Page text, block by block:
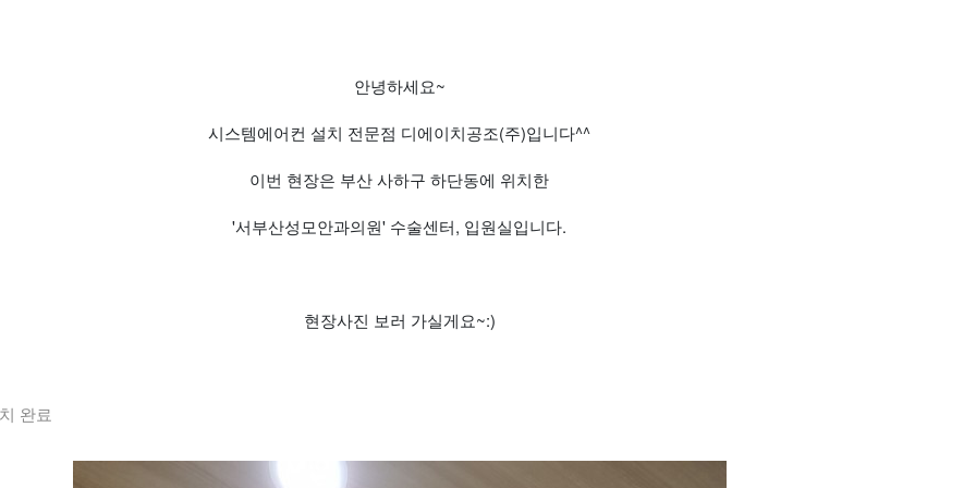
안녕하세요~
시스템에어컨 설치 전문점 디에이치공조(주)입니다^^
이번 현장은 부산 사하구 하단동에 위치한
'서부산성모안과의원' 수술센터, 입원실입니다.
현장사진 보러 가실게요~:)
완료